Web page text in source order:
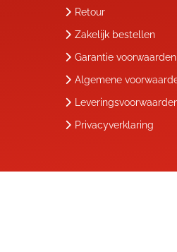
Retour
Zakelijk bestellen
Garantie voorwaarden
Algemene
Privacyverklaring